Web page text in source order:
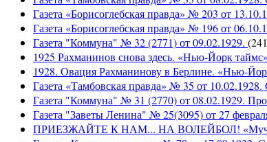
Газета «Борисоглебская правда» № 203 от
Газета «Борисоглебская правда» № 196 от
Газета "Коммуна" № 32 (2771) от 09.02.1929. (
1925 Рахманинов снова здесь. «Нью-Йорк
1928. Овация Рахманинову в Берлине. «Нью-
Газета «Тамбовская правда» № 35 от
Газета "Коммуна" № 31 (2770) от 08.02.1929.
Газета "Заветы Ленина" № 25(3095) от 27
ПРИЕЗЖАЙТЕ К НАМ... НА ВОЛЕЙБОЛ!